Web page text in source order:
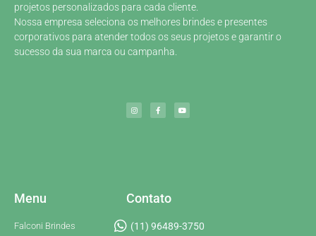
projetos personalizados para cada cliente.
Nossa empresa seleciona os melhores brindes e presentes
corporativos para atender todos os seus projetos e garantir o
sucesso da sua marca ou campanha.
Menu
Falconi Brindes
Contato
(11) 96489-3750